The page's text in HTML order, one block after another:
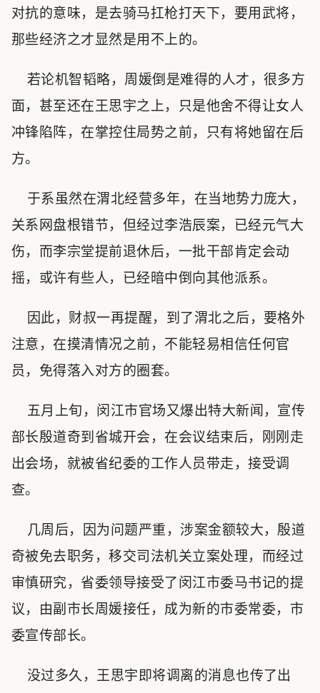
对抗的意味，是去骑马扛枪打天下，要用武将，
那些经济之才显然是用不上的。
若论机智韬略，周媛倒是难得的人才，很多方
面，甚至还在王思宇之上，只是他舍不得让女人
冲锋陷阵，在掌控住局势之前，只有将她留在后
方。
于系虽然在渭北经营多年，在当地势力庞大，
关系网盘根错节，但经过李浩辰案，已经元气大
伤，而李宗堂提前退休后，一批干部肯定会动
摇，或许有些人，已经暗中倒向其他派系。
因此，财叔一再提醒，到了渭北之后，要格外
注意，在摸清情况之前，不能轻易相信任何官
员，免得落入对方的圈套。
五月上旬，闵江市官场又爆出特大新闻，宣传
部长殷道奇到省城开会，在会议结束后，刚刚走
出会场，就被省纪委的工作人员带走，接受调
查。
几周后，因为问题严重，涉案金额较大，殷道
奇被免去职务，移交司法机关立案处理，而经过
审慎研究，省委领导接受了闵江市委马书记的提
议，由副市长周媛接任，成为新的市委常委，市
委宣传部长。
没过多久，王思宇即将调离的消息也传了出